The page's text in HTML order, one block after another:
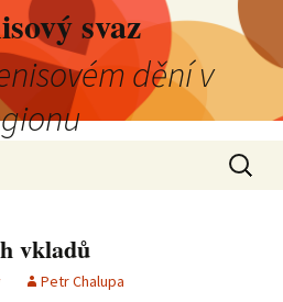
svaz
dění v
vkladů
Petr Chalupa